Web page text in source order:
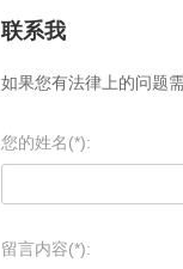
联系我
如果您有法律上的问题
您的姓名(*):
留言内容(*):